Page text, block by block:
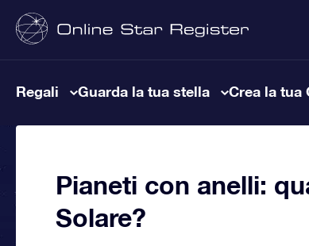
Regali Guarda la tua stella Crea la tua
Pianeti con anelli:
Solare?